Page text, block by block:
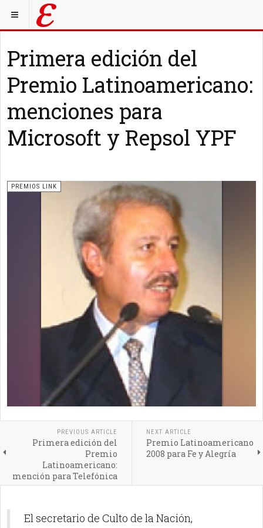
Primera edición del
Premio Latinoamericano:
menciones para
Microsoft y Repsol YPF
PREMIOS LINK
PREVIOUS ARTICLE
Primera edición del
Premio
Latinoamericano:
mención para Telefónica
NEXT ARTICLE
Premio Latinoamericano
2008 para Fe y Alegría
El secretario de Culto de la Nación,